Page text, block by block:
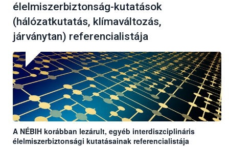
élelmiszerbiztonság-kutatások
(hálózatkutatás, klímaváltozás,
járványtan) referencialistája
A NÉBIH korábban lezárult, egyéb interdiszciplináris
élelmiszerbiztonsági kutatásainak referencialistája